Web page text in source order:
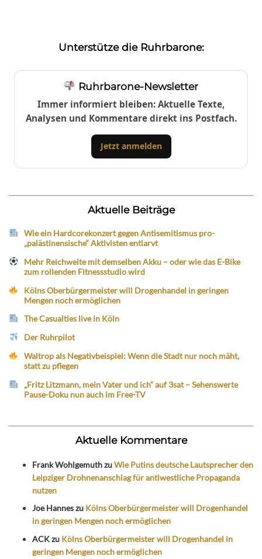
Unterstütze die Ruhrbarone:
Ruhrbarone-Newsletter
Immer informiert bleiben: Aktuelle Texte,
Analysen und Kommentare direkt ins Postfach.
Jetzt anmelden
Aktuelle Beiträge
Wie ein Hardcorekonzert gegen Antisemitismus pro-
„palästinensische“ Aktivisten entlarvt
Mehr Reichweite mit demselben Akku – oder wie das E-Bike
zum rollenden Fitnessstudio wird
Kölns Oberbürgermeister will Drogenhandel in geringen
Mengen noch ermöglichen
The Casualties live in Köln
Der Ruhrpilot
Waltrop als Negativbeispiel: Wenn die Stadt nur noch mäht,
statt zu pflegen
„Fritz Litzmann, mein Vater und ich“ auf 3sat – Sehenswerte
Pause-Doku nun auch im Free-TV
Aktuelle Kommentare
Frank WohlgemuthzuWie Putins deutsche Lautsprecher den
Leipziger Drohnenanschlag für antiwestliche Propaganda
nutzen
Joe Hanneszu Kölns Oberbürgermeister will Drogenhandel
in geringen Mengen noch ermöglichen
ACKzu Kölns Oberbürgermeister will Drogenhandel in
geringen Mengen noch ermöglichen